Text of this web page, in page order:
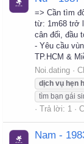
=> Cần tìm
từ: 1m68 trở
cân đối, đầu
- Yêu cầu
TP.HCM &
Noi.dating
dịch vụ hẹn
tìm bạn gái
Trả lời: 1
Nam -